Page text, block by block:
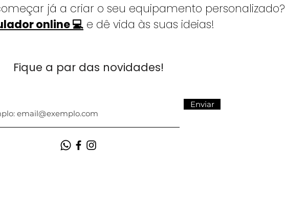
já a criar o seu equipamento personalizado?
online 💻 e dê vida às suas ideias!
Fique a par das novidades!
Enviar